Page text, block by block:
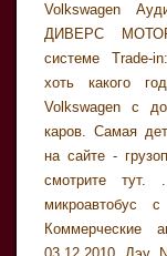
Volkswagen
ДИВЕРС
системе Trade-
хоть какого
Volkswagen с
каров. Самая
на сайте -
смотрите тут.
микроавтобус
Коммерческие